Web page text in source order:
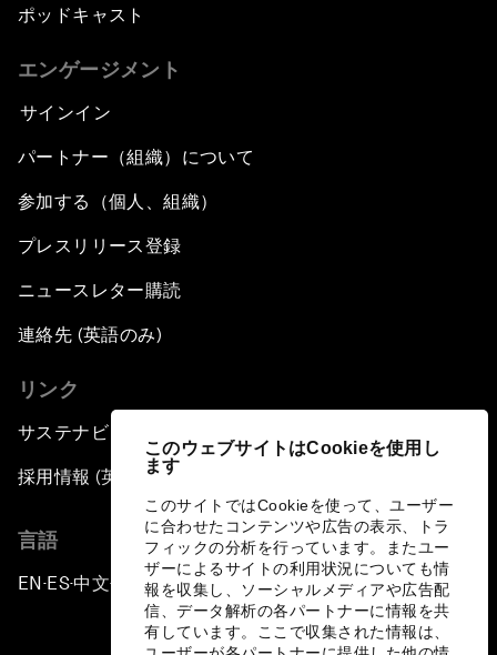
このウェブサイトはCookieを使用し
ます
このサイトではCookieを使って、ユーザー
に合わせたコンテンツや広告の表示、トラ
フィックの分析を行っています。またユー
ザーによるサイトの利用状況についても情
報を収集し、ソーシャルメディアや広告配
信、データ解析の各パートナーに情報を共
有しています。ここで収集された情報は、
ポッドキャスト
エンゲージメント
サインイン
パートナー（組織）について
参加する（個人、組織）
プレスリリース登録
ニュースレター購読
連絡先 (英語のみ)
リンク
サステナビリティへの取り組み
採用情報 (英語のみ)
言語
EN ▪ ES▪中文▪ 日本語